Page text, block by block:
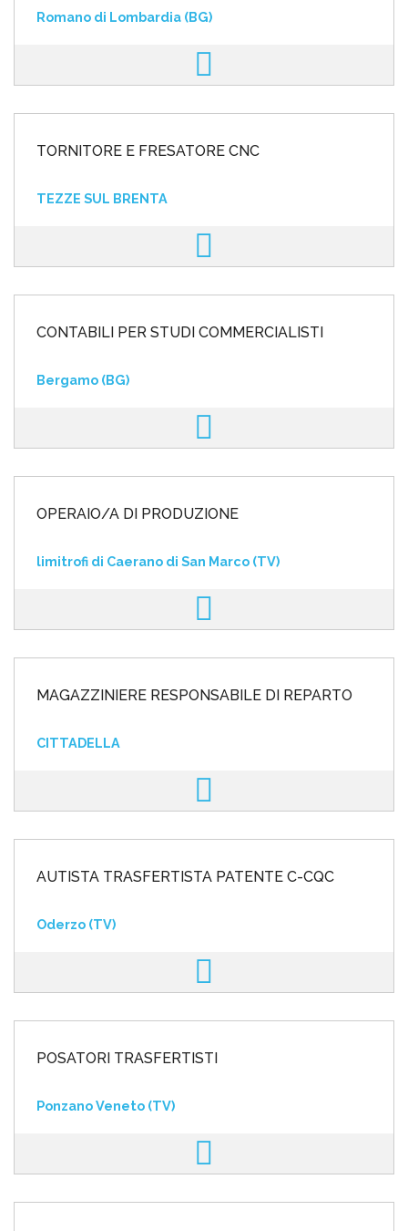
Romano di Lombardia (BG)
TORNITORE E FRESATORE CNC
TEZZE SUL BRENTA
CONTABILI PER STUDI COMMERCIALISTI
Bergamo (BG)
OPERAIO/A DI PRODUZIONE
limitrofi di Caerano di San Marco (TV)
MAGAZZINIERE RESPONSABILE DI REPARTO
CITTADELLA
AUTISTA TRASFERTISTA PATENTE C-CQC
Oderzo (TV)
POSATORI TRASFERTISTI
Ponzano Veneto (TV)